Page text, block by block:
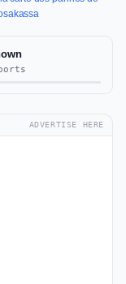
ADVERTISE HERE